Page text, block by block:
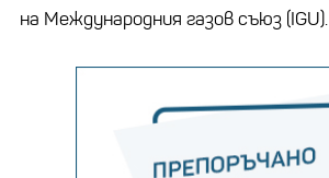
на Международния газов съюз (IGU).